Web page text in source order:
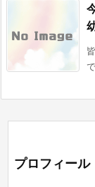
プロフィール